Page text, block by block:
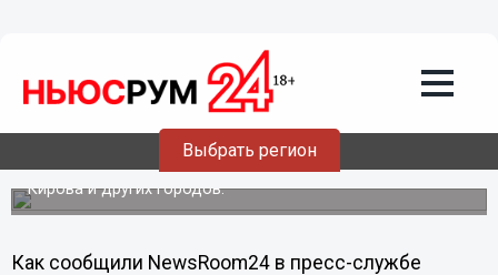
Выбрать регион
Приостановлена продажа авиабилетов
на некоторые рейсы из Нижнего
Новгорода
Отменены рейсы из Нижнего Новгорода до Самары,
Кирова и других городов.
Как сообщили NewsRoom24 в пресс-службе